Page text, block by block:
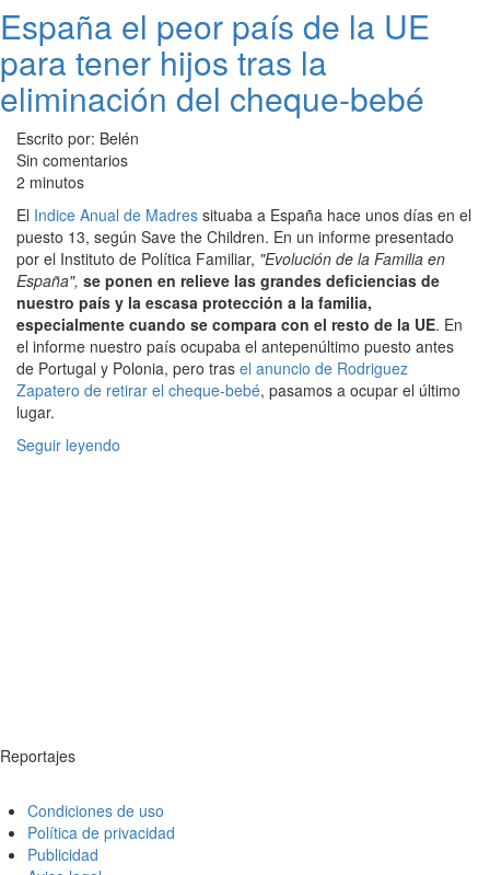
España el peor país de la UE
para tener hijos tras la
eliminación del cheque-bebé
Escrito por: Belén
Sin comentarios
2 minutos
El Indice Anual de Madres situaba a España hace unos días en el
puesto 13, según Save the Children. En un informe presentado
por el Instituto de Política Familiar, "Evolución de la Familia en
España", se ponen en relieve las grandes deficiencias de
nuestro país y la escasa protección a la familia,
especialmente cuando se compara con el resto de la UE. En
el informe nuestro país ocupaba el antepenúltimo puesto antes
de Portugal y Polonia, pero tras el anuncio de Rodriguez
Zapatero de retirar el cheque-bebé, pasamos a ocupar el último
lugar.
Seguir leyendo
Reportajes
Condiciones de uso
Política de privacidad
Publicidad